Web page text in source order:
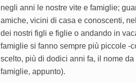
negli anni le nostre vite e famiglie;
amiche, vicini di casa e conoscenti,
dei nostri figli e figlie o andando in
famiglie si fanno sempre più piccole -
scelto, più di dodici anni fa, il nome
famiglie, appunto).